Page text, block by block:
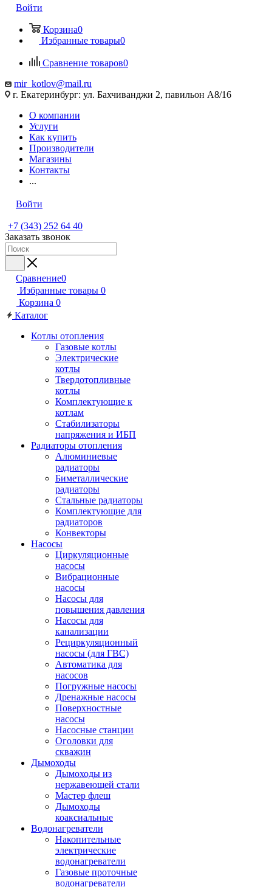
Войти
Корзина0
Избранные товары0
Сравнение товаров0
mir_kotlov@mail.ru
г. Екатеринбург: ул. Бахчиванджи 2, павильон А8/16
О компании
Услуги
Как купить
Производители
Магазины
Контакты
...
Войти
+7 (343) 252 64 40
Заказать звонок
Сравнение0
Избранные товары 0
Корзина 0
Каталог
Котлы отопления
Газовые котлы
Электрические
котлы
Твердотопливные
котлы
Комплектующие к
котлам
Стабилизаторы
напряжения и ИБП
Радиаторы отопления
Алюминиевые
радиаторы
Биметаллические
радиаторы
Стальные радиаторы
Комплектующие для
радиаторов
Конвекторы
Насосы
Циркуляционные
насосы
Вибрационные
насосы
Насосы для
повышения давления
Насосы для
канализации
Рециркуляционный
насосы (для ГВС)
Автоматика для
насосов
Погружные насосы
Дренажные насосы
Поверхностные
насосы
Насосные станции
Оголовки для
скважин
Дымоходы
Дымоходы из
нержавеющей стали
Мастер флеш
Дымоходы
коаксиальные
Водонагреватели
Накопительные
электрические
водонагреватели
Газовые проточные
водонагреватели